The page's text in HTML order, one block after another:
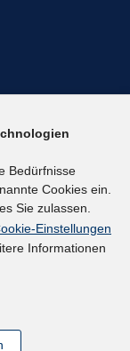
Bedürfnisse
Cookies ein.
Sie zulassen.
Einstellungen
Informationen